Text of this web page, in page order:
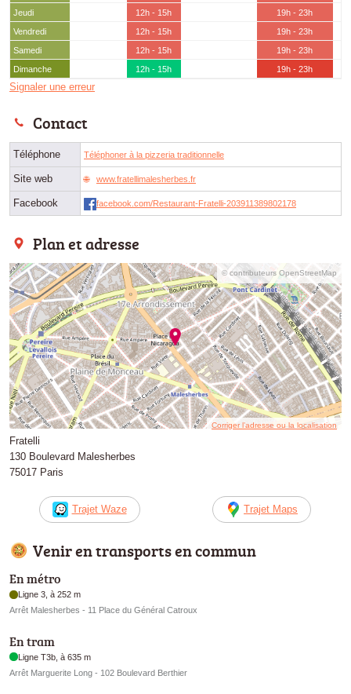
Jeudi
12h - 15h
19h - 23h
Vendredi
12h - 15h
19h - 23h
Samedi
12h - 15h
19h - 23h
Dimanche
12h - 15h 19h - 23h
Signaler une erreur
Contact
Téléphone Téléphoner à la pizzeria traditionnelle
Site web www.fratellimalesherbes.fr
Facebook facebook.com/Restaurant-Fratelli-203911389802178
Plan et adresse
© contributeurs OpenStreetMap
Corriger l’adresse ou la localisation
Fratelli
130 Boulevard Malesherbes
75017 Paris
Trajet Waze Trajet Maps
Venir en transports en commun
En métro
Ligne 3, à 252 m
Arrêt Malesherbes - 11 Place du Général Catroux
En tram
Ligne T3b, à 635 m
Arrêt Marguerite Long - 102 Boulevard Berthier